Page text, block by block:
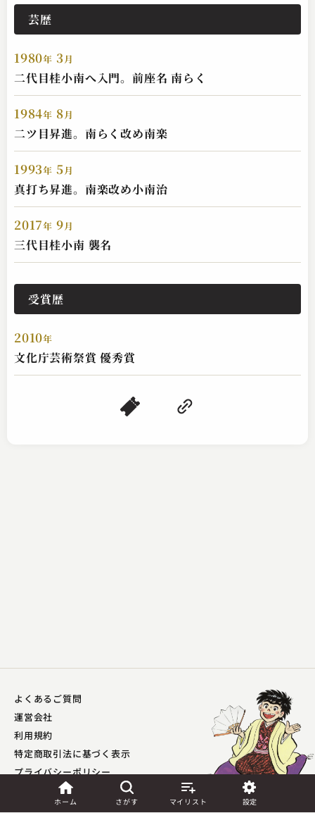
ホーム さがす マイリスト 設定
いかけや
2024.02.17 | 14分
桂 小南
ドクトル
2024.02.13 | 13分
芸歴
1980年 3月
二代目桂小南へ入門。前座名 南らく
1984年 8月
二ツ目昇進。南らく改め南楽
1993年 5月
真打ち昇進。南楽改め小南治
2017年 9月
三代目桂小南 襲名
受賞歴
2010年
文化庁芸術祭賞 優秀賞
よくあるご質問
運営会社
利用規約
特定商取引法に基づく表示
プライバシーポリシー​
外部送信ポリシー